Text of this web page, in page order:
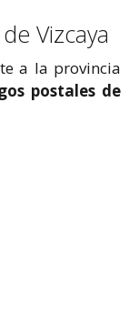
Vizcaya
a la provincia
postales de